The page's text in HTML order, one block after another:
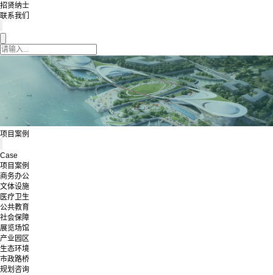
招贤纳士
联系我们
项目案例
Case
项目案例
商务办公
文体设施
医疗卫生
公共教育
社会保障
展览场馆
产业园区
生态环境
市政路桥
规划咨询